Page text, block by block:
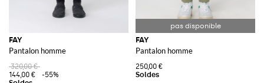
FAY
Pantalon homme
320,00 €
144,00 €
-55%
FAY
Pantalon homme
250,00 €